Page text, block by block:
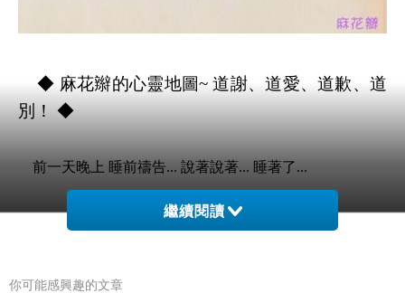
◆ 麻花辮的心靈地圖~ 道謝、道愛、道歉、道
別！ ◆
前一天晚上 睡前禱告... 說著說著... 睡著了...
這日 雨日 依然如期的出發...
看著機車族的工作人們，在街道上...
繼續閱讀
你可能感興趣的文章